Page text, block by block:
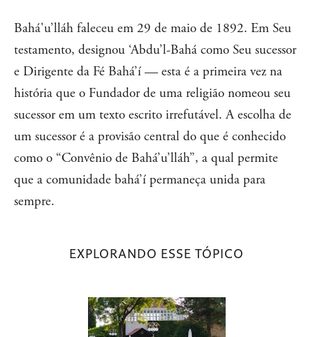
Bahá'u’lláh faleceu em 29 de maio de 1892. Em Seu
testamento, designou ‘Abdu’l-Bahá como Seu sucessor
e Dirigente da Fé Bahá’í — esta é a primeira vez na
história que o Fundador de uma religião nomeou seu
sucessor em um texto escrito irrefutável. A escolha de
um sucessor é a provisão central do que é conhecido
como o “Convênio de Bahá’u’lláh”, a qual permite
que a comunidade bahá’í permaneça unida para
sempre.
EXPLORANDO ESSE TÓPICO